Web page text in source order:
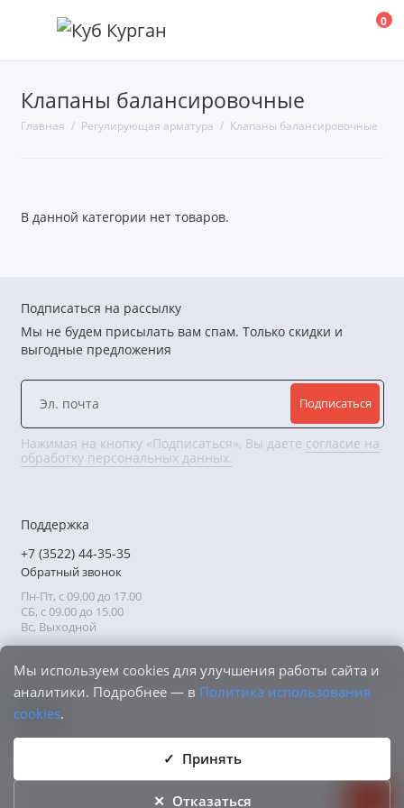
0
Клапаны балансировочные
Главная Регулирующая арматура Клапаны балансировочные
Клапаны балансировочные
Клапаны термостатические
Показать все
В данной категории нет товаров.
Мы используем cookies для улучшения работы сайта и
аналитики. Подробнее — в Политика использования
cookies.
Принять
Отказаться
Подписаться на рассылку
Мы не будем присылать вам спам. Только скидки и
выгодные предложения
Подписаться
Нажимая на кнопку «Подписаться», Вы даете согласие на
обработку персональных данных.
Поддержка
+7 (3522) 44-35-35
Обратный звонок
Пн-Пт, с 09.00 до 17.00
СБ, с 09.00 до 15.00
Вс, Выходной